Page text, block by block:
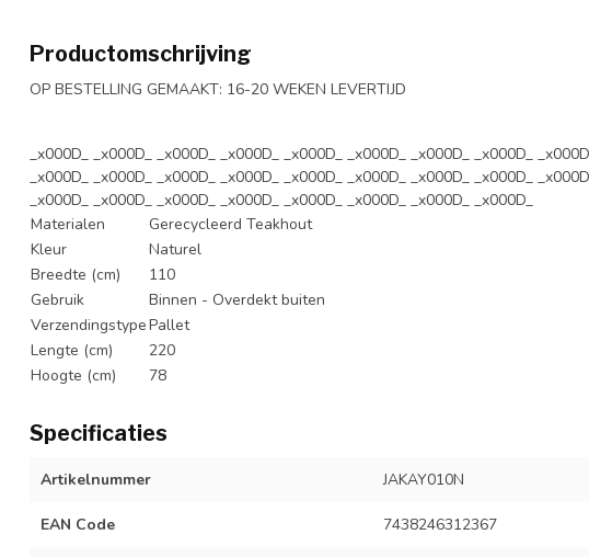
Productomschrijving
OP BESTELLING GEMAAKT: 16-20 WEKEN LEVERTIJD
_x000D_ _x000D_ _x000D_ _x000D_ _x000D_ _x000D_ _x000D_ _x000D_
_x000D_ _x000D_ _x000D_ _x000D_ _x000D_ _x000D_ _x000D_ _x000D_
_x000D_ _x000D_ _x000D_ _x000D_ _x000D_ _x000D_ _x000D_ _x000D_
Materialen
Gerecycleerd Teakhout
Kleur
Naturel
Breedte (cm)
110
Gebruik
Binnen - Overdekt buiten
VerzendingstypePallet
Lengte (cm)
220
Hoogte (cm)
78
Specificaties
Artikelnummer JAKAY010N
EAN Code 7438246312367